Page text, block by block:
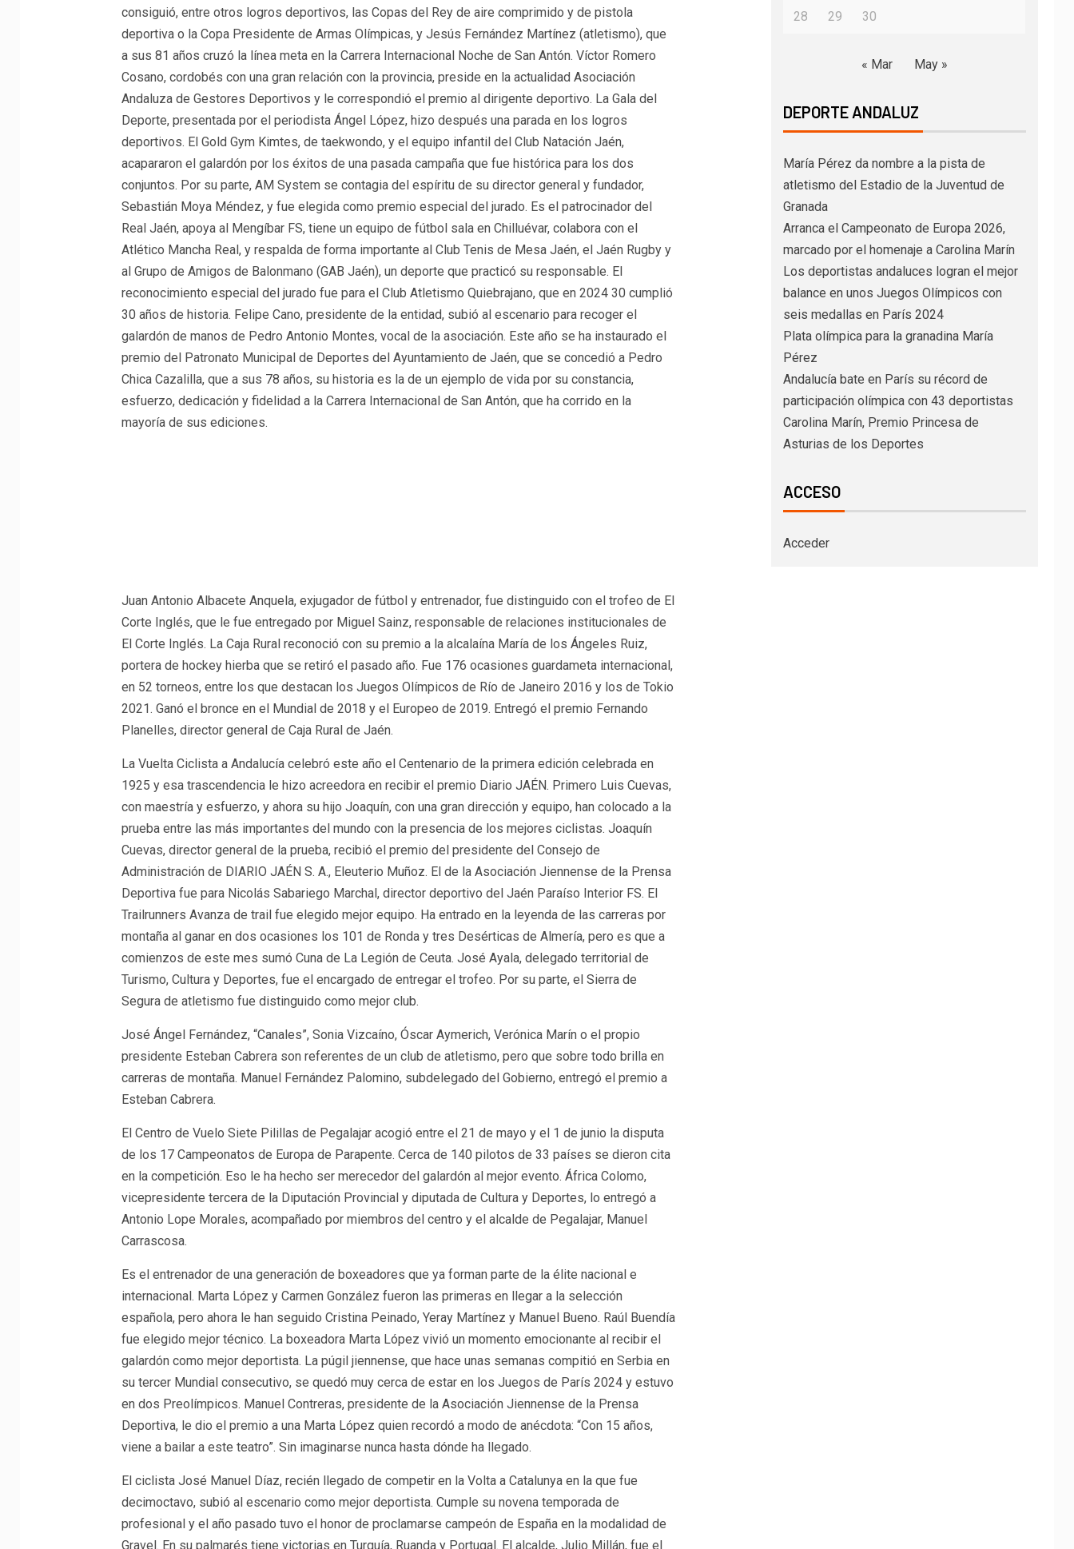
consiguió, entre otros logros deportivos, las Copas del Rey de aire comprimido y de pistola
deportiva o la Copa Presidente de Armas Olímpicas, y Jesús Fernández Martínez (atletismo), que
a sus 81 años cruzó la línea meta en la Carrera Internacional Noche de San Antón. Víctor Romero
Cosano, cordobés con una gran relación con la provincia, preside en la actualidad Asociación
Andaluza de Gestores Deportivos y le correspondió el premio al dirigente deportivo. La Gala del
Deporte, presentada por el periodista Ángel López, hizo después una parada en los logros
deportivos. El Gold Gym Kimtes, de taekwondo, y el equipo infantil del Club Natación Jaén,
acapararon el galardón por los éxitos de una pasada campaña que fue histórica para los dos
conjuntos. Por su parte, AM System se contagia del espíritu de su director general y fundador,
Sebastián Moya Méndez, y fue elegida como premio especial del jurado. Es el patrocinador del
Real Jaén, apoya al Mengíbar FS, tiene un equipo de fútbol sala en Chilluévar, colabora con el
Atlético Mancha Real, y respalda de forma importante al Club Tenis de Mesa Jaén, el Jaén Rugby y
al Grupo de Amigos de Balonmano (GAB Jaén), un deporte que practicó su responsable. El
reconocimiento especial del jurado fue para el Club Atletismo Quiebrajano, que en 2024 30 cumplió
30 años de historia. Felipe Cano, presidente de la entidad, subió al escenario para recoger el
galardón de manos de Pedro Antonio Montes, vocal de la asociación. Este año se ha instaurado el
premio del Patronato Municipal de Deportes del Ayuntamiento de Jaén, que se concedió a Pedro
Chica Cazalilla, que a sus 78 años, su historia es la de un ejemplo de vida por su constancia,
esfuerzo, dedicación y fidelidad a la Carrera Internacional de San Antón, que ha corrido en la
mayoría de sus ediciones.
Juan Antonio Albacete Anquela, exjugador de fútbol y entrenador, fue distinguido con el trofeo de El
Corte Inglés, que le fue entregado por Miguel Sainz, responsable de relaciones institucionales de
El Corte Inglés. La Caja Rural reconoció con su premio a la alcalaína María de los Ángeles Ruiz,
portera de hockey hierba que se retiró el pasado año. Fue 176 ocasiones guardameta internacional,
en 52 torneos, entre los que destacan los Juegos Olímpicos de Río de Janeiro 2016 y los de Tokio
2021. Ganó el bronce en el Mundial de 2018 y el Europeo de 2019. Entregó el premio Fernando
Planelles, director general de Caja Rural de Jaén.
La Vuelta Ciclista a Andalucía celebró este año el Centenario de la primera edición celebrada en
1925 y esa trascendencia le hizo acreedora en recibir el premio Diario JAÉN. Primero Luis Cuevas,
con maestría y esfuerzo, y ahora su hijo Joaquín, con una gran dirección y equipo, han colocado a la
prueba entre las más importantes del mundo con la presencia de los mejores ciclistas. Joaquín
Cuevas, director general de la prueba, recibió el premio del presidente del Consejo de
Administración de DIARIO JAÉN S. A., Eleuterio Muñoz. El de la Asociación Jiennense de la Prensa
Deportiva fue para Nicolás Sabariego Marchal, director deportivo del Jaén Paraíso Interior FS. El
Trailrunners Avanza de trail fue elegido mejor equipo. Ha entrado en la leyenda de las carreras por
montaña al ganar en dos ocasiones los 101 de Ronda y tres Desérticas de Almería, pero es que a
comienzos de este mes sumó Cuna de La Legión de Ceuta. José Ayala, delegado territorial de
Turismo, Cultura y Deportes, fue el encargado de entregar el trofeo. Por su parte, el Sierra de
Segura de atletismo fue distinguido como mejor club.
José Ángel Fernández, “Canales”, Sonia Vizcaíno, Óscar Aymerich, Verónica Marín o el propio
presidente Esteban Cabrera son referentes de un club de atletismo, pero que sobre todo brilla en
carreras de montaña. Manuel Fernández Palomino, subdelegado del Gobierno, entregó el premio a
Esteban Cabrera.
El Centro de Vuelo Siete Pilillas de Pegalajar acogió entre el 21 de mayo y el 1 de junio la disputa
de los 17 Campeonatos de Europa de Parapente. Cerca de 140 pilotos de 33 países se dieron cita
en la competición. Eso le ha hecho ser merecedor del galardón al mejor evento. África Colomo,
vicepresidente tercera de la Diputación Provincial y diputada de Cultura y Deportes, lo entregó a
Antonio Lope Morales, acompañado por miembros del centro y el alcalde de Pegalajar, Manuel
Carrascosa.
Es el entrenador de una generación de boxeadores que ya forman parte de la élite nacional e
internacional. Marta López y Carmen González fueron las primeras en llegar a la selección
española, pero ahora le han seguido Cristina Peinado, Yeray Martínez y Manuel Bueno. Raúl Buendía
fue elegido mejor técnico. La boxeadora Marta López vivió un momento emocionante al recibir el
galardón como mejor deportista. La púgil jiennense, que hace unas semanas compitió en Serbia en
su tercer Mundial consecutivo, se quedó muy cerca de estar en los Juegos de París 2024 y estuvo
en dos Preolímpicos. Manuel Contreras, presidente de la Asociación Jiennense de la Prensa
Deportiva, le dio el premio a una Marta López quien recordó a modo de anécdota: “Con 15 años,
viene a bailar a este teatro”. Sin imaginarse nunca hasta dónde ha llegado.
El ciclista José Manuel Díaz, recién llegado de competir en la Volta a Catalunya en la que fue
decimoctavo, subió al escenario como mejor deportista. Cumple su novena temporada de
profesional y el año pasado tuvo el honor de proclamarse campeón de España en la modalidad de
Gravel. En su palmarés tiene victorias en Turquía, Ruanda y Portugal. El alcalde, Julio Millán, fue el
28 29 30
« Mar May »
DEPORTE ANDALUZ
María Pérez da nombre a la pista de
atletismo del Estadio de la Juventud de
Granada
Arranca el Campeonato de Europa 2026,
marcado por el homenaje a Carolina Marín
Los deportistas andaluces logran el mejor
balance en unos Juegos Olímpicos con
seis medallas en París 2024
Plata olímpica para la granadina María
Pérez
Andalucía bate en París su récord de
participación olímpica con 43 deportistas
Carolina Marín, Premio Princesa de
Asturias de los Deportes
ACCESO
Acceder